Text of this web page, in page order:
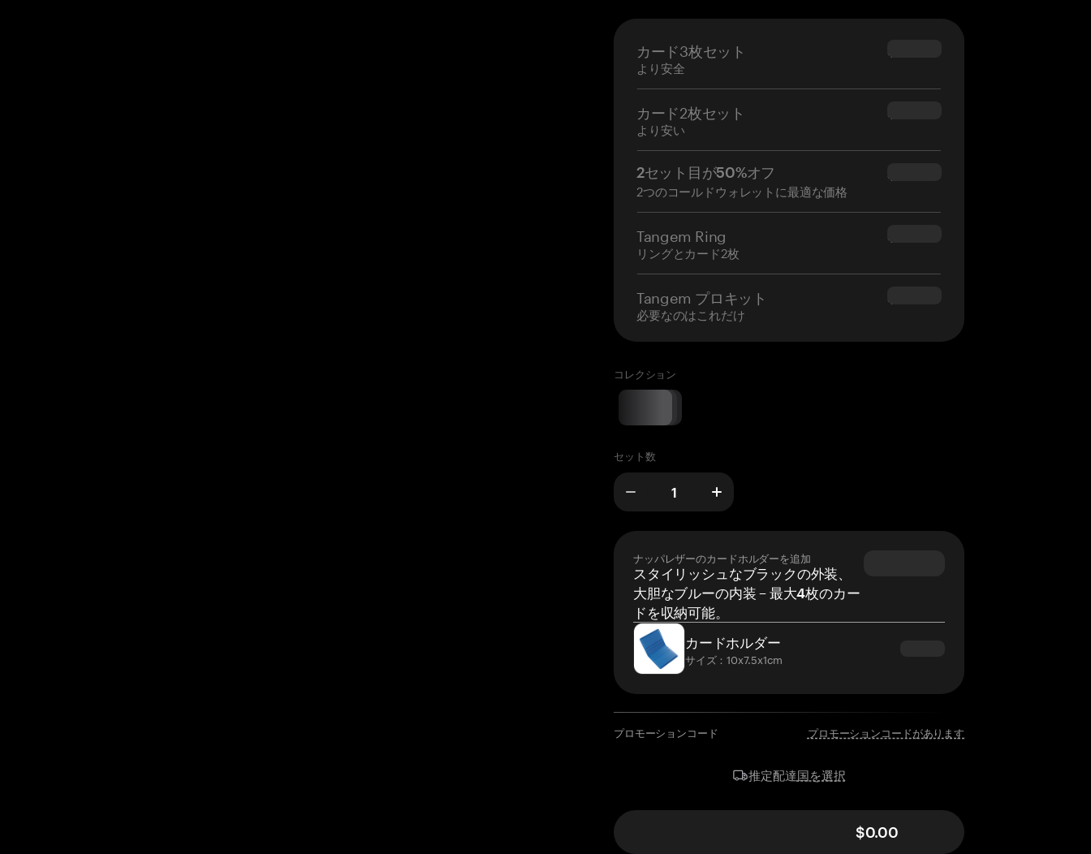
カード3枚セット
より安全
$69.90
カード2枚セット
より安い
$54.90
2セット目が50%オフ
2つのコールドウォレットに最適な価格
$34.95
Tangem Ring
リングとカード2枚
$160.00
Tangem プロキット
必要なのはこれだけ
$180.00
コレクション
セット数
ナッパレザーのカードホルダーを追加
スタイリッシュなブラックの外装、
大胆なブルーの内装 – 最大4枚のカー
ドを収納可能。
カードホルダー
サイズ：10x7.5x1cm
プロモーションコード プロモーションコードがあります
推定配達国を選択
$0.00